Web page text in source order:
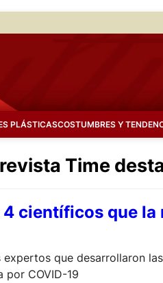
PLÁSTICASCOSTUMBRES Y
Time
científicos que la
que desarrollaron
por COVID-19